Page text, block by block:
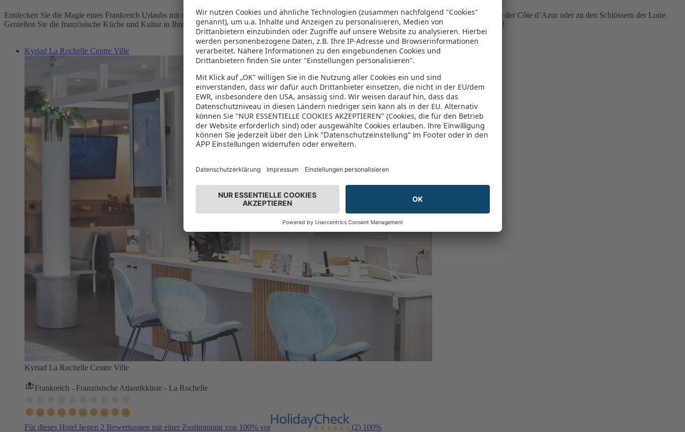
Entdecken Sie die Magie eines Frankreich Urlaubs mit dem Auto! Mit der eigenen Anreise fahren Sie durch die Weinberge der Provence, entlang der Küste der Côte d’Azur oder zu den Schlössern der Loire.
Genießen Sie die französische Küche und Kultur in Ihrem eigenen Rhythmus. Buchen Sie jetzt und erleben Sie mit dem Auto Frankreichs Charme hautnah!
Kyriad La Rochelle Centre Ville
Kyriad La Rochelle Centre Ville
Frankreich - Französische Atlantikküste - La Rochelle
Für dieses Hotel liegen 2 Bewertungen mit einer Zustimmung von 100% vor (2) 100%